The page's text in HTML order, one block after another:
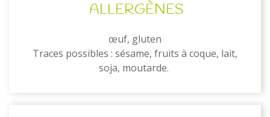
ALLERGÈNES
œuf, gluten
Traces possibles : sésame, fruits à coque, lait,
soja, moutarde.